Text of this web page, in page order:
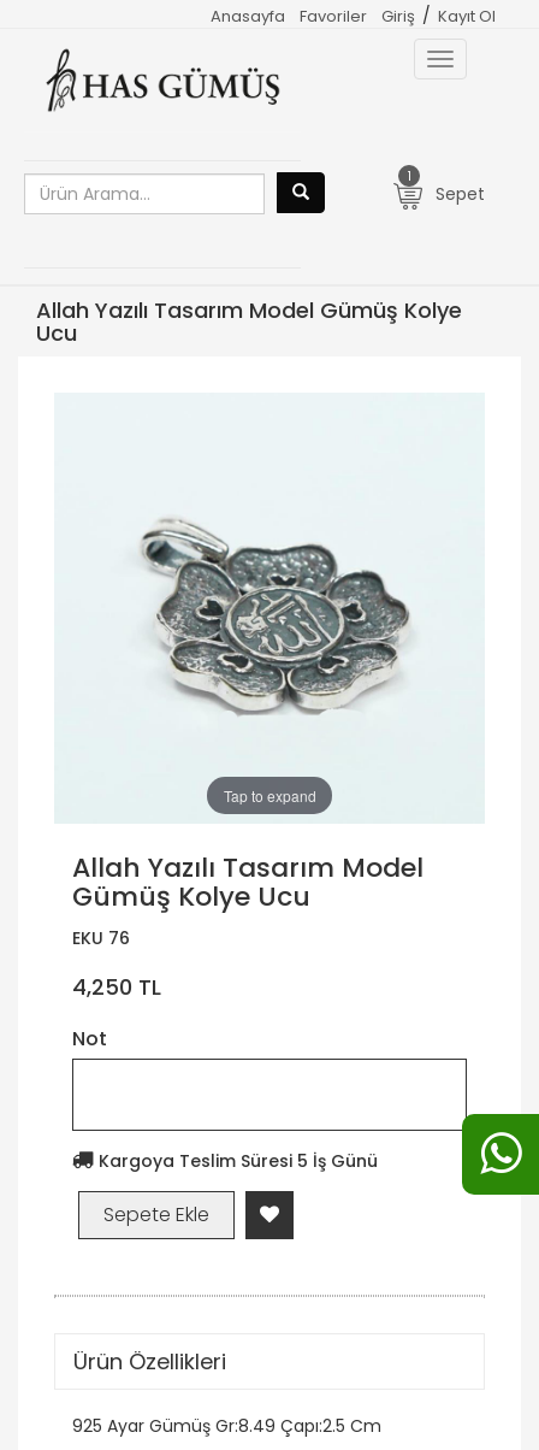
Giriş / Kayıt Ol
Favoriler
Anasayfa
Toggle
navigation
1
Sepet
Allah Yazılı Tasarım Model Gümüş Kolye
Ucu
Tap to expand
Allah Yazılı Tasarım Model
Gümüş Kolye Ucu
EKU 76
4,250 TL
Not
Kargoya Teslim Süresi 5 İş Günü
Ürün Özellikleri
925 Ayar Gümüş Gr:8.49 Çapı:2.5 Cm